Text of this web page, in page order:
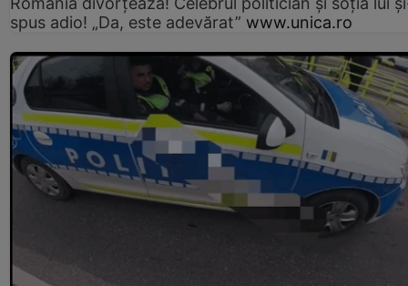
spus adio! „Da, este adevărat” www.unica.ro